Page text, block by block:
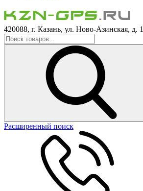
420088, г. Казань, ул. Ново-Азинская, д.
Расширенный поиск